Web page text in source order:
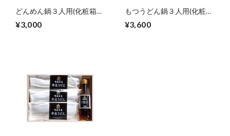
どんめん鍋３人用(化粧箱入
¥3,000
もつうどん鍋３人用(化粧箱
¥3,600